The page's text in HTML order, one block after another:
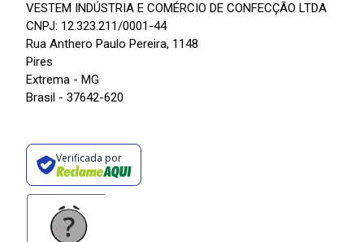
VESTEM INDÚSTRIA E COMÉRCIO DE CONFECÇÃO LTDA
CNPJ: 12.323.211/0001-44
Rua Anthero Paulo Pereira, 1148
Pires
Extrema - MG
Brasil - 37642-620
Verificada por